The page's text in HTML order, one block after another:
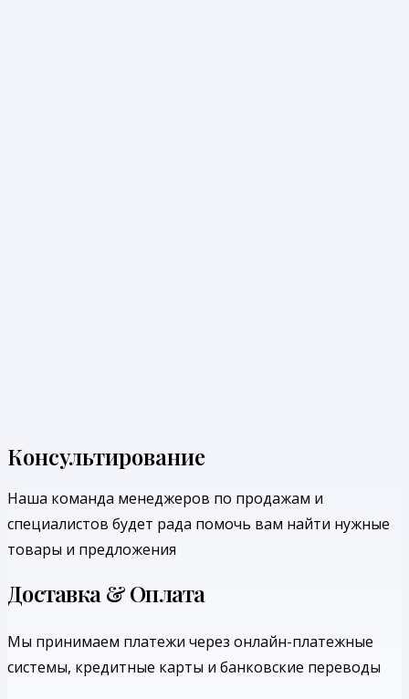
Консультирование
Наша команда менеджеров по продажам и
специалистов будет рада помочь вам найти нужные
товары и предложения
Доставка & Оплата
Мы принимаем платежи через онлайн-платежные
системы, кредитные карты и банковские переводы